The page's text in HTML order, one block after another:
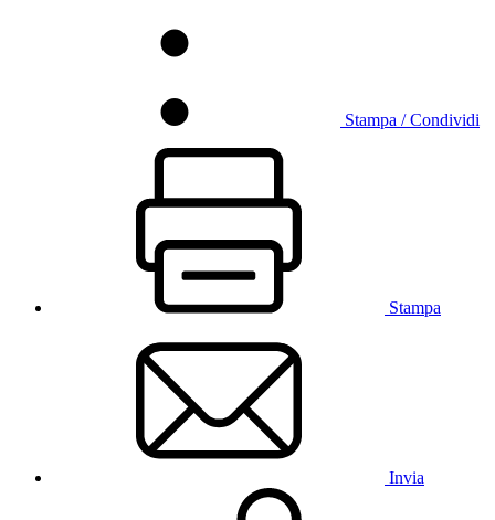
Stampa / Condividi
Stampa
Invia